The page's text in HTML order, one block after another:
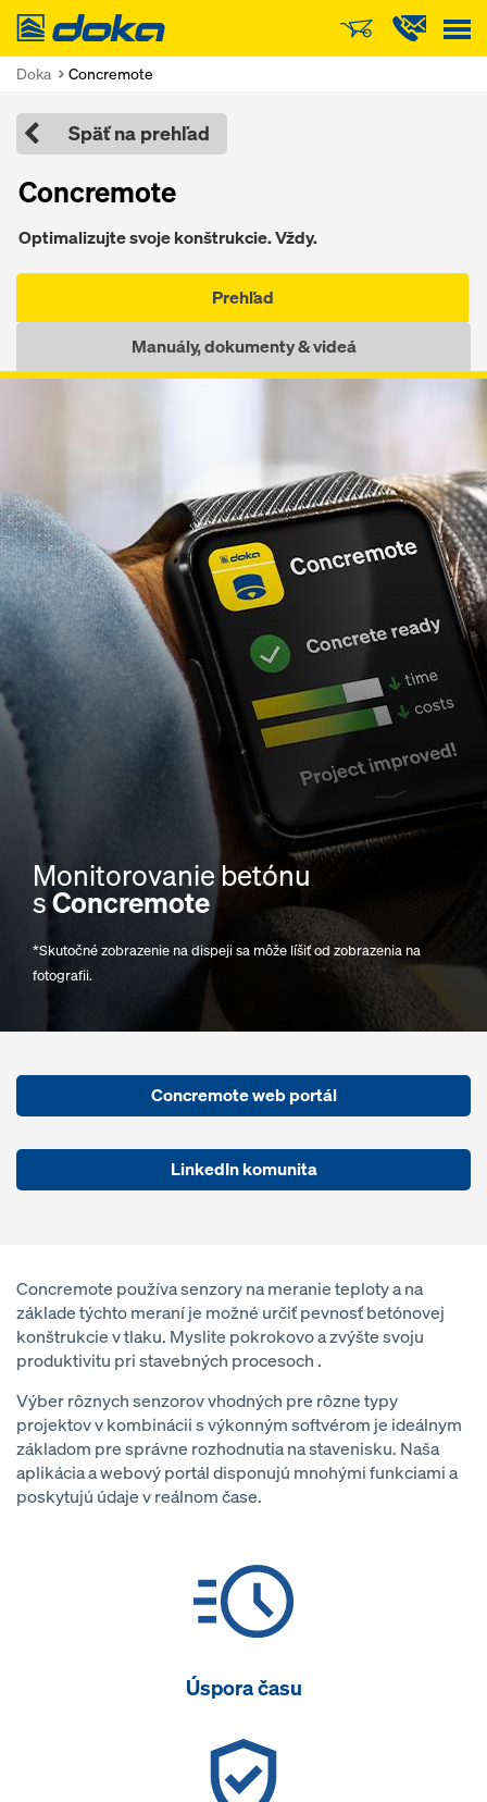
Doka
Doka Concremote
Späť na prehľad
Concremote
Optimalizujte svoje konštrukcie. Vždy.
Prehľad
Manuály, dokumenty & videá
Monitorovanie betónu
sConcremote
*Skutočné zobrazenie na dispeji sa môže líšiť od zobrazenia na
fotografii.
Concremote web portál
LinkedIn komunita
Concremote používa senzory na meranie teploty a na
základe týchto meraní je možné určiť pevnosť betónovej
konštrukcie v tlaku. Myslite pokrokovo a zvýšte svoju
produktivitu pri stavebných procesoch .
Výber rôznych senzorov vhodných pre rôzne typy
projektov v kombinácii s výkonným softvérom je ideálnym
základom pre správne rozhodnutia na stavenisku. Naša
aplikácia a webový portál disponujú mnohými funkciami a
poskytujú údaje v reálnom čase.
Úspora času